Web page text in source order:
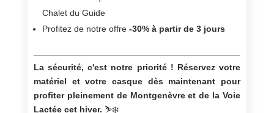
Chalet du Guide
Profitez de notre offre -30% à partir de 3 jours
La sécurité, c'est notre priorité ! Réservez votre
matériel et votre casque dès maintenant pour
profiter pleinement de Montgenèvre et de la Voie
Lactée cet hiver. ⛷️❄️